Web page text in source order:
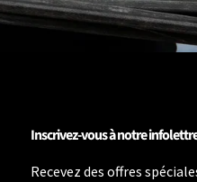
Inscrivez-vous à notre
Recevez des offres